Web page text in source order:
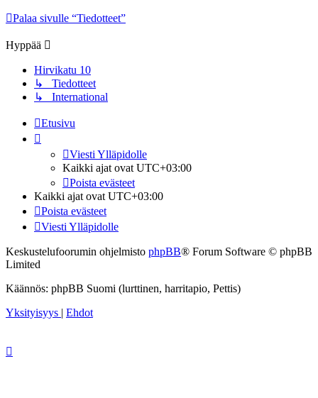
Palaa sivulle “Tiedotteet”
Hyppää
Hirvikatu 10
↳ Tiedotteet
↳ International
Etusivu
Viesti Ylläpidolle
Kaikki ajat ovat UTC+03:00
Poista evästeet
Kaikki ajat ovat UTC+03:00
Poista evästeet
Viesti Ylläpidolle
Keskustelufoorumin ohjelmisto phpBB® Forum Software © phpBB
Limited
Käännös: phpBB Suomi (lurttinen, harritapio, Pettis)
Yksityisyys | Ehdot